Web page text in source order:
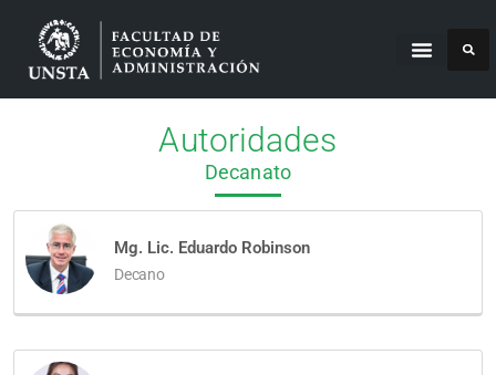
Autoridades
Decanato
Mg. Lic. Eduardo Robinson
Decano